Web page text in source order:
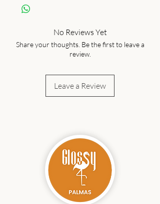
lycra com alta elasticidade, shape e cós
anatômico, cintura alta para dar maior
conforto e mobilidade, tecnologia UPF com
exclusividade das estampas, cores e
No Reviews Yet
Share your thoughts. Be the first to leave a
review.
Leave a Review